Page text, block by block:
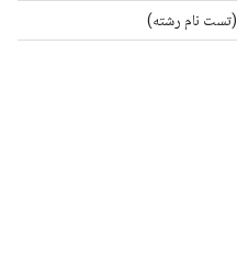
(تست نام رشته)